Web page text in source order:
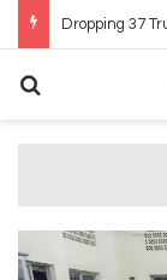
Dropping 37